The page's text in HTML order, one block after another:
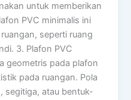
untuk memberikan
PVC minimalis ini
seperti ruang
3. Plafon PVC
geometris pada plafon
pada ruangan. Pola
segitiga, atau bentuk-